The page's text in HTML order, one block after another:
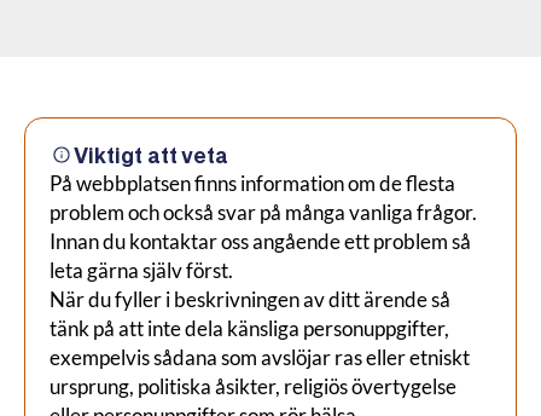
Viktigt att veta
På webbplatsen finns information om de flesta
problem och också svar på många vanliga frågor.
Innan du kontaktar oss angående ett problem så
leta gärna själv först.
När du fyller i beskrivningen av ditt ärende så
tänk på att inte dela känsliga personuppgifter,
exempelvis sådana som avslöjar ras eller etniskt
ursprung, politiska åsikter, religiös övertygelse